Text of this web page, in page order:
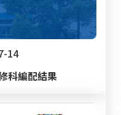
14
科編配結果